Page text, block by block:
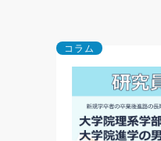
コラム